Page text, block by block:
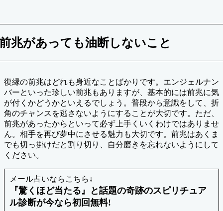
兆があっても油断しないこと
復縁の前兆はどれも身近なことばかりです。エンジェルナン
バーといった珍しい前兆もありますが、基本的には前兆に気
が付くかどうかといえるでしょう。普段から意識をして、折
角のチャンスを逃さないようにすることが大切です。ただ、
前兆があったからといって必ず上手くいくわけではありませ
ん。相手を再び夢中にさせる魅力も大切です。前兆はあくま
でも切っ掛けだと割り切り、自分磨きを忘れないようにして
ください。
メール占いならこちら↓
『驚くほど当たる』と話題の奇跡のスピリチュア
ル診断が今なら初回無料!